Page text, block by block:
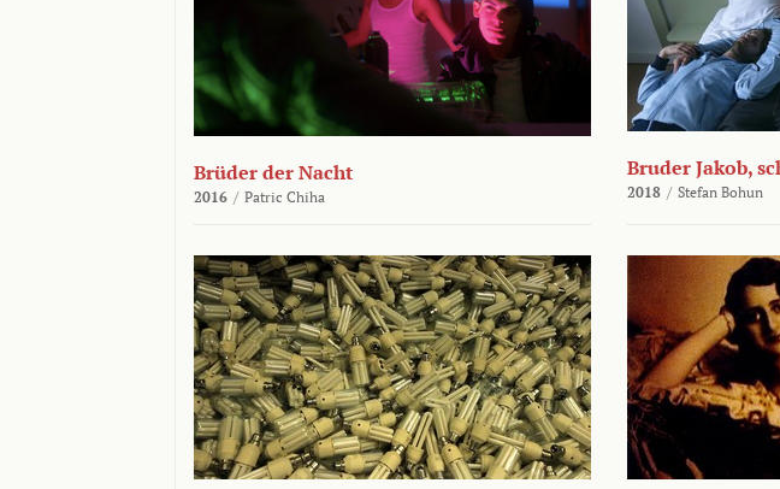
Brüder der Nacht
2016 / Patric Chiha
Bruder Jakob,
2018 / Stefan Bohun